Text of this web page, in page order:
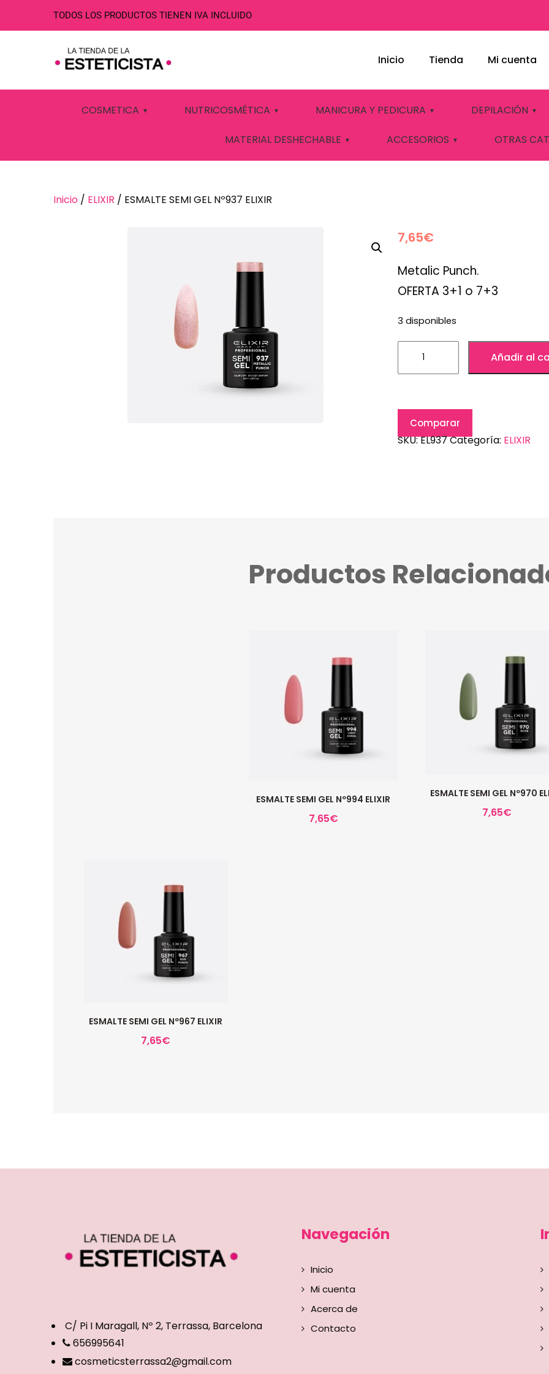
TODOS LOS PRODUCTOS TIENEN IVA INCLUIDO
Inicio Tienda Mi cuenta
COSMETICA NUTRICOSMÉTICA MANICURA Y PEDICURA DEPILACIÓN
MATERIAL DESHECHABLE ACCESORIOS OTRAS
ESMALTE SEMI GEL Nº937 ELIXIR
Inicio / ELIXIR / ESMALTE SEMI GEL Nº937 ELIXIR
7,65€
Metalic Punch.
OFERTA 3+1 o 7+3
3 disponibles
Añadir al
Comparar
SKU:EL937Categoría: ELIXIR
Productos
ESMALTE SEMI GEL Nº994 ELIXIR
7,65€
ESMALTE SEMI GEL Nº970
7,65€
ESMALTE SEMI GEL Nº967 ELIXIR
7,65€
C/ Pi I Maragall, Nº 2, Terrassa, Barcelona
656995641
cosmeticsterrassa2@gmail.com
Navegación
Inicio
Mi cuenta
Acerca de
Contacto